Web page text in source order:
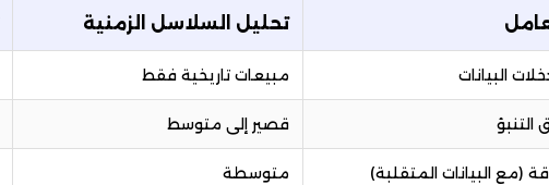
تحليل السلاسل الزمنية
البيانات مبيعات تاريخية فقط
التنبؤ قصير إلى متوسط
(مع البيانات المتقلبة) متوسطة